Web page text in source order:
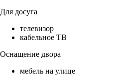
Для досуга
телевизор
кабельное ТВ
Оснащение двора
мебель на улице